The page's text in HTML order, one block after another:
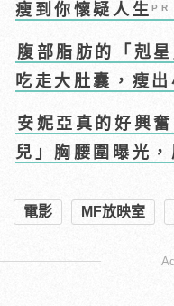
瘦到你懷疑人生PR
腹部脂肪的「剋
吃走大肚囊，瘦出
安妮亞真的好興
兒」胸腰圍曝光，
電影 MF放映室